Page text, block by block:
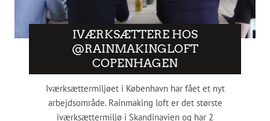
IVÆRKSÆTTERE HOS
@RAINMAKINGLOFT
COPENHAGEN
Iværksættermiljøet i København har fået et nyt
arbejdsområde. Rainmaking loft er det største
iværksættermiljø i Skandinavien og har 2